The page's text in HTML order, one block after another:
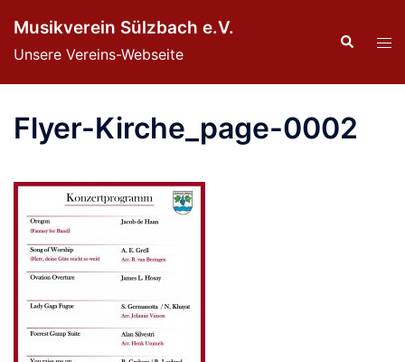
Inhalt
springen
Musikverein Sülzbach e.V.
Unsere Vereins-Webseite
Suche
Flyer-Kirche_page-0002